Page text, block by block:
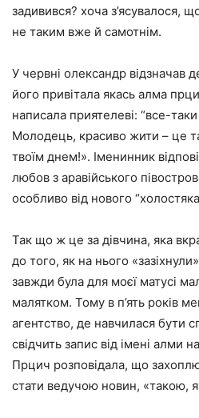
задивився? хоча з’ясувалося,
не таким вже й самотнім.
У червні олександр відзначав
його привітала якась алма
написала приятелеві: “все-
Молодець, красиво жити – це
твоїм днем!». Іменинник
любов з аравійського
особливо від нового
Так що ж це за дівчина, яка
до того, як на нього
завжди була для моєї матусі
малятком. Тому в п’ять років
агентство, де навчилася
свідчить запис від імені алми
Прцич розповідала, що
стати ведучою новин, «такою,